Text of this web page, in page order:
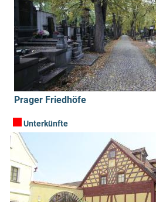
Prager Friedhöfe
Unterkünfte